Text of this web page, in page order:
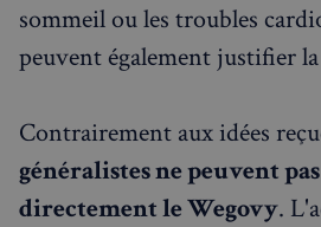
sommeil ou les troubles
peuvent également justifier
Contrairement aux idées
généralistes ne peuvent
directement le Wegovy.